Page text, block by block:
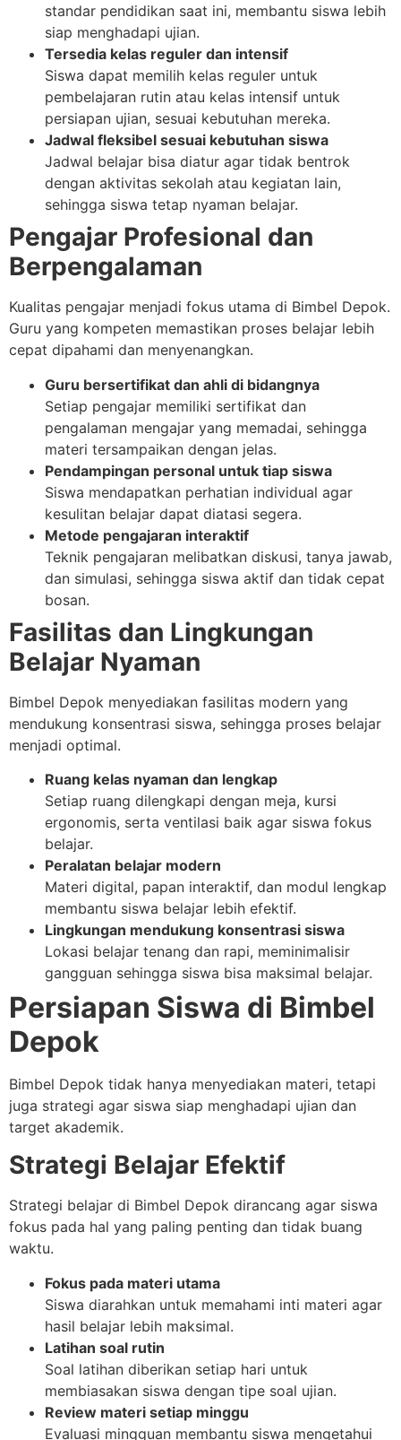
standar pendidikan saat ini, membantu siswa lebih
siap menghadapi ujian.
Tersedia kelas reguler dan intensif
Siswa dapat memilih kelas reguler untuk
pembelajaran rutin atau kelas intensif untuk
persiapan ujian, sesuai kebutuhan mereka.
Jadwal fleksibel sesuai kebutuhan siswa
Jadwal belajar bisa diatur agar tidak bentrok
dengan aktivitas sekolah atau kegiatan lain,
sehingga siswa tetap nyaman belajar.
Pengajar Profesional dan
Berpengalaman
Kualitas pengajar menjadi fokus utama di Bimbel Depok.
Guru yang kompeten memastikan proses belajar lebih
cepat dipahami dan menyenangkan.
Guru bersertifikat dan ahli di bidangnya
Setiap pengajar memiliki sertifikat dan
pengalaman mengajar yang memadai, sehingga
materi tersampaikan dengan jelas.
Pendampingan personal untuk tiap siswa
Siswa mendapatkan perhatian individual agar
kesulitan belajar dapat diatasi segera.
Metode pengajaran interaktif
Teknik pengajaran melibatkan diskusi, tanya jawab,
dan simulasi, sehingga siswa aktif dan tidak cepat
bosan.
Fasilitas dan Lingkungan
Belajar Nyaman
Bimbel Depok menyediakan fasilitas modern yang
mendukung konsentrasi siswa, sehingga proses belajar
menjadi optimal.
Ruang kelas nyaman dan lengkap
Setiap ruang dilengkapi dengan meja, kursi
ergonomis, serta ventilasi baik agar siswa fokus
belajar.
Peralatan belajar modern
Materi digital, papan interaktif, dan modul lengkap
membantu siswa belajar lebih efektif.
Lingkungan mendukung konsentrasi siswa
Lokasi belajar tenang dan rapi, meminimalisir
gangguan sehingga siswa bisa maksimal belajar.
Persiapan Siswa di Bimbel
Depok
Bimbel Depok tidak hanya menyediakan materi, tetapi
juga strategi agar siswa siap menghadapi ujian dan
target akademik.
Strategi Belajar Efektif
Strategi belajar di Bimbel Depok dirancang agar siswa
fokus pada hal yang paling penting dan tidak buang
waktu.
Fokus pada materi utama
Siswa diarahkan untuk memahami inti materi agar
hasil belajar lebih maksimal.
Latihan soal rutin
Soal latihan diberikan setiap hari untuk
membiasakan siswa dengan tipe soal ujian.
Review materi setiap minggu
Evaluasi mingguan membantu siswa mengetahui